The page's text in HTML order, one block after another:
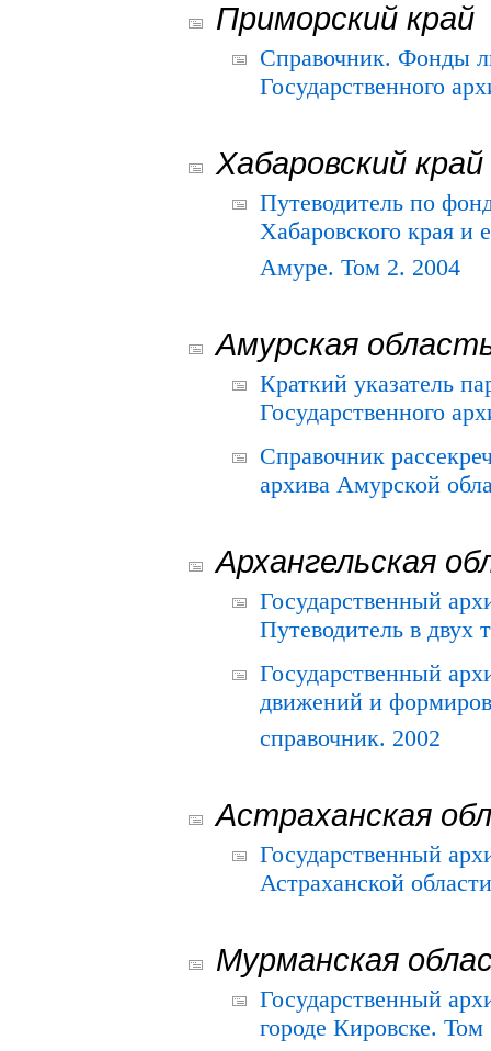
Приморский край
Справочник. Фонды
Государственного
Хабаровский край
Путеводитель по
Хабаровского края и
Амуре. Том 2. 2004
Амурская
Краткий указатель
Государственного
Справочник
архива Амурской
Архангельская
Государственный
Путеводитель в двух
Государственный
движений и
справочник. 2002
Астраханская
Государственный
Астраханской
Мурманская
Государственный
городе Кировске.